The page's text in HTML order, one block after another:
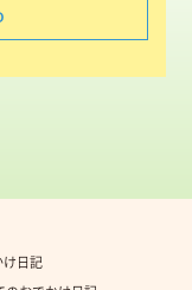
け日記